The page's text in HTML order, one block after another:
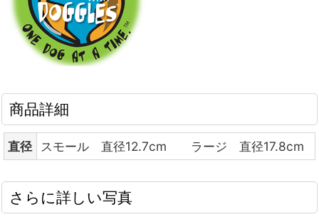
商品詳細
直径 スモール 直径12.7cm ラージ 直径17.8cm
さらに詳しい写真